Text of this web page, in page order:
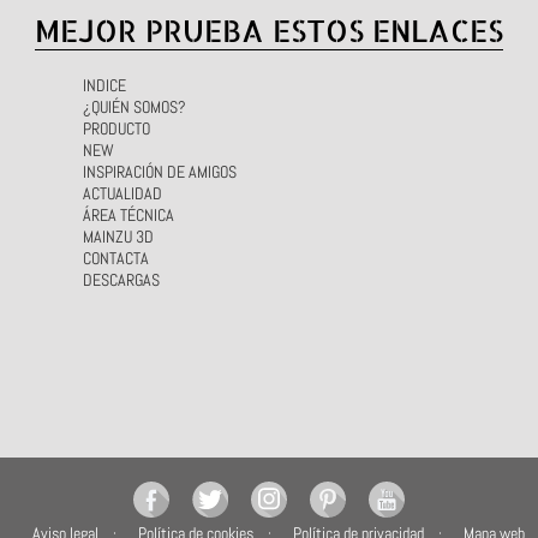
MEJOR PRUEBA ESTOS ENLACES
INDICE
¿QUIÉN SOMOS?
PRODUCTO
NEW
INSPIRACIÓN DE AMIGOS
ACTUALIDAD
ÁREA TÉCNICA
MAINZU 3D
CONTACTA
DESCARGAS
Aviso legal Política de cookies Política de privacidad Mapa web